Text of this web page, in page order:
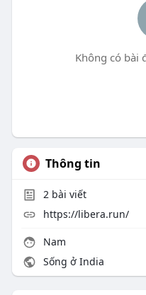
Không có bài
Thông tin
2bài viết
https://libera.run/
Nam
Sống ở India